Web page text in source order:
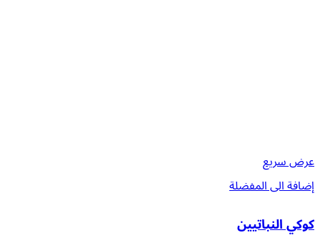
عرض سريع
إضافة الى المفضلة
كوكي النباتيين